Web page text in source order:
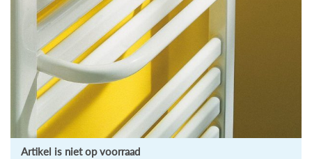
Artikel is niet op voorraad